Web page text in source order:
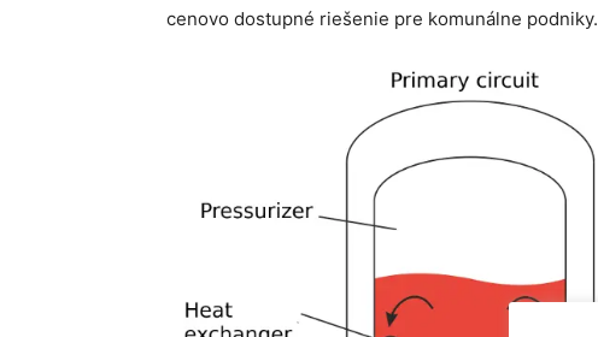
cenovo dostupné riešenie pre komunálne podniky.